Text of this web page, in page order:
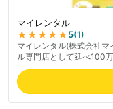
マイレンタル
★★★★★5(1)
マイレンタル(株式会社
ル専門店として延べ100
柔軟なレンタル期間設定
きる豊富な在庫が強み。
証は安心感が高い。往復
品質と信頼性に定評。最